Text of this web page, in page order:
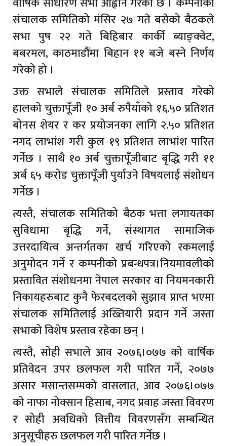
संचालक समितिको मंसिर २७ गते बसेको बैठकले
सभा पुष २२ गते बिहिबार कार्की ब्याङ्क्वेट,
बबरमल, काठमाडौंमा बिहान ११ बजे बस्ने निर्णय
गरेको हो ।
उक्त सभाले संचालक समितिले प्रस्ताव गरेको
हालको चुक्तापूँजी १० अर्ब रुपैयाँको १६.५० प्रतिशत
बोनस शेयर र कर प्रयोजनका लागि २.५० प्रतिशत
नगद लाभांश गरी कुल १९ प्रतिशत लाभांश पारित
गर्नेछ । साथै १० अर्ब चुक्तापूँँजीबाट बृद्धि गरी ११
अर्ब ६५ करोड चुक्तापूँजी पुर्याउने विषयलाई संशोधन
गर्नेछ ।
त्यस्तै, संचालक समितिको बैठक भत्ता लगायतका
सुविधामा बृद्धि गर्ने, संस्थागत सामाजिक
उत्तरदायित्व अन्तर्गतका खर्च गरिएको रकमलाई
अनुमोदन गर्ने र कम्पनीको प्रबन्धपत्र।नियमावलीको
प्रस्तावित संशोधनमा नेपाल सरकार वा नियमनकारी
निकायहरुबाट कुनै फेरबदलको सुझाव प्राप्त भएमा
संचालक समितिलाई अख्तियारी प्रदान गर्ने जस्ता
सभाको विशेष प्रस्ताव रहेका छन् ।
त्यस्तै, सोही सभाले आव २०७६।०७७ को वार्षिक
प्रतिवेदन उपर छलफल गरी पारित गर्ने, २०७७
असार मसान्तसम्मको वासलात, आव २०७६।०७७
को नाफा नोक्सान हिसाब, नगद प्रवाह जस्ता विवरण
र सोही अवधिको वित्तीय विवरणसँग सम्बन्धित
अनुसूचीहरु छलफल गरी पारित गर्नेछ ।